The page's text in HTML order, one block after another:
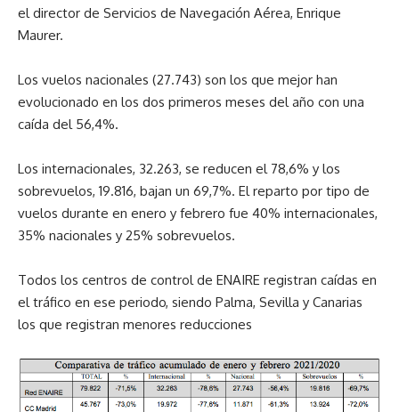
el director de Servicios de Navegación Aérea, Enrique
Maurer.
Los vuelos nacionales (27.743) son los que mejor han
evolucionado en los dos primeros meses del año con una
caída del 56,4%.
Los internacionales, 32.263, se reducen el 78,6% y los
sobrevuelos, 19.816, bajan un 69,7%. El reparto por tipo de
vuelos durante en enero y febrero fue 40% internacionales,
35% nacionales y 25% sobrevuelos.
Todos los centros de control de ENAIRE registran caídas en
el tráfico en ese periodo, siendo Palma, Sevilla y Canarias
los que registran menores reducciones